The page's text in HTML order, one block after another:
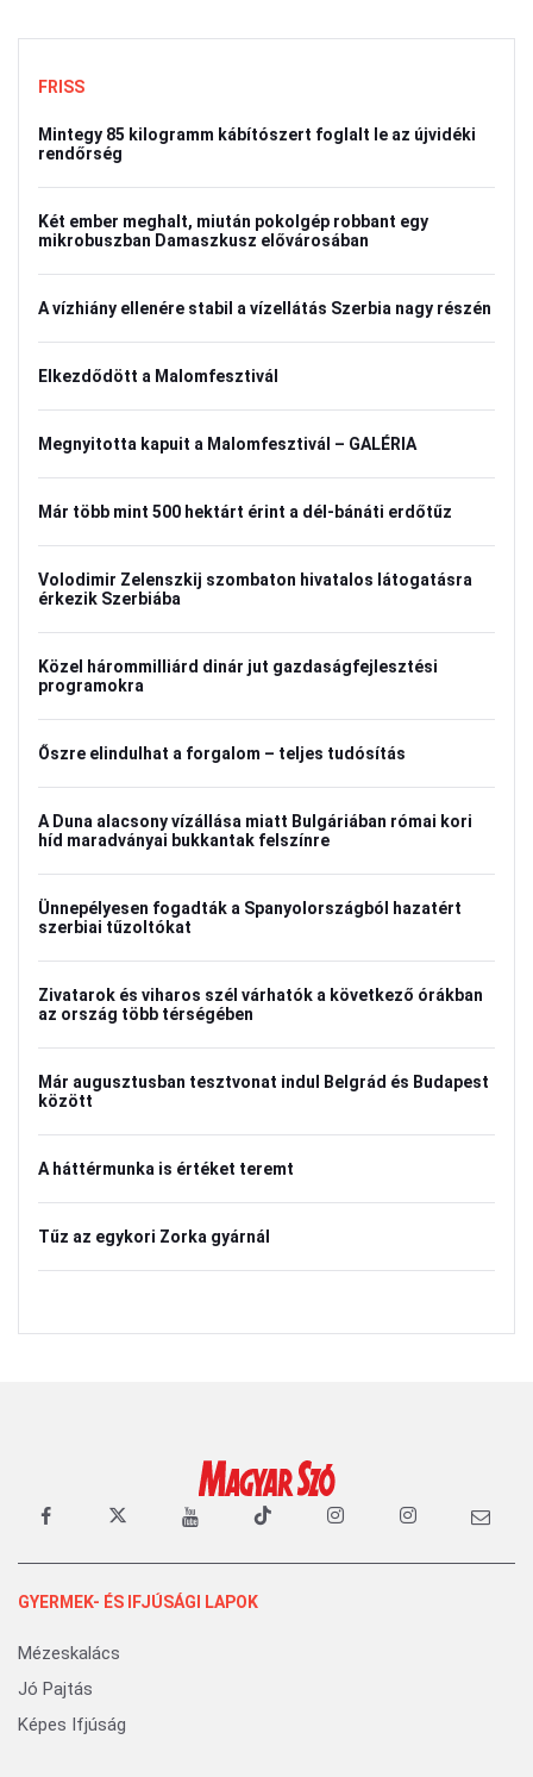
FRISS
Mintegy 85 kilogramm kábítószert foglalt le az újvidéki
rendőrség
Két ember meghalt, miután pokolgép robbant egy
mikrobuszban Damaszkusz elővárosában
A vízhiány ellenére stabil a vízellátás Szerbia nagy részén
Elkezdődött a Malomfesztivál
Megnyitotta kapuit a Malomfesztivál – GALÉRIA
Már több mint 500 hektárt érint a dél-bánáti erdőtűz
Volodimir Zelenszkij szombaton hivatalos látogatásra
érkezik Szerbiába
Közel hárommilliárd dinár jut gazdaságfejlesztési
programokra
Őszre elindulhat a forgalom – teljes tudósítás
A Duna alacsony vízállása miatt Bulgáriában római kori
híd maradványai bukkantak felszínre
Ünnepélyesen fogadták a Spanyolországból hazatért
szerbiai tűzoltókat
Zivatarok és viharos szél várhatók a következő órákban
az ország több térségében
Már augusztusban tesztvonat indul Belgrád és Budapest
között
A háttérmunka is értéket teremt
Tűz az egykori Zorka gyárnál
GYERMEK- ÉS IFJÚSÁGI LAPOK
Mézeskalács
Jó Pajtás
Képes Ifjúság